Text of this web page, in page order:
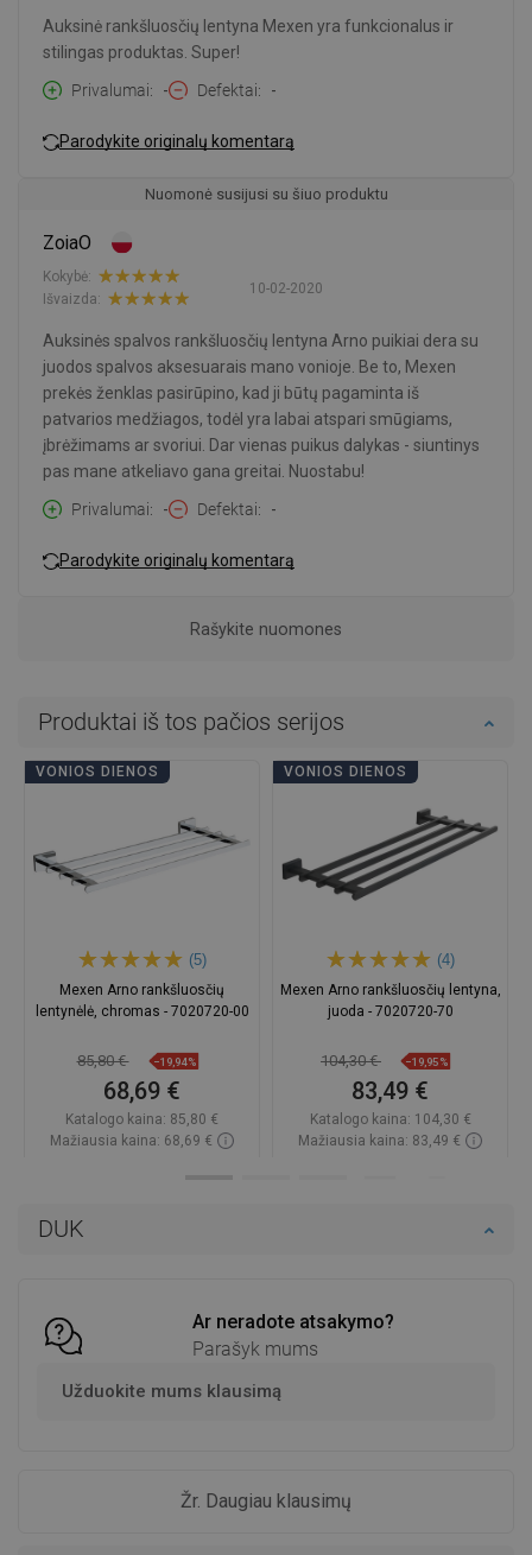
DUK
Ar neradote atsakymo?
Parašyk mums
Užduokite mums klausimą
Žr. Daugiau klausimų
Auksinė rankšluosčių lentyna Mexen yra funkcionalus ir
stilingas produktas. Super!
Privalumai
- Defektai -
Parodykite originalų komentarą
Nuomonė susijusi su šiuo produktu
ZoiaO
10-02-2020
Kokybė:
Išvaizda:
Auksinės spalvos rankšluosčių lentyna Arno puikiai dera su
juodos spalvos aksesuarais mano vonioje. Be to, Mexen
prekės ženklas pasirūpino, kad ji būtų pagaminta iš
patvarios medžiagos, todėl yra labai atspari smūgiams,
įbrėžimams ar svoriui. Dar vienas puikus dalykas - siuntinys
pas mane atkeliavo gana greitai. Nuostabu!
Privalumai
- Defektai -
Parodykite originalų komentarą
Rašykite nuomones
Produktai iš tos pačios serijos
VONIOS DIENOS
(5)
Mexen Arno rankšluosčių
lentynėlė, chromas - 7020720-00
85,80 € −19,94%
68,69 €
Katalogo kaina: 85,80 €
Mažiausia kaina: 68,69 €
VONIOS DIENOS
(4)
Mexen Arno rankšluosčių lentyna,
juoda - 7020720-70
104,30 € −19,95%
83,49 €
Katalogo kaina: 104,30 €
Mažiausia kaina: 83,49 €